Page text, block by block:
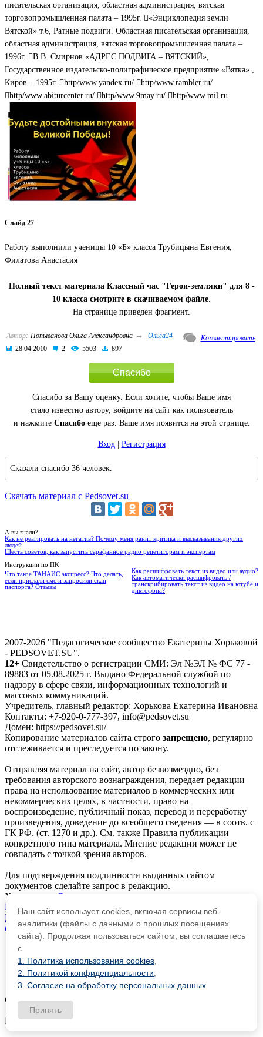
писательская организация, областная администрация, вятская
торговопромышленная палата – 1995г. «Энциклопедия земли
Вятской» т.6, Ратные подвиги. Областная писательская организация,
областная администрация, вятская торговопромышленная палата –
1996г. В.В. Смирнов «АДРЕС ПОДВИГА – ВЯТСКИЙ»,
Государственное издательско-полиграфическое предприятие «Вятка».,
Киров – 1995г. http/www.yandex.ru/ http/www.rambler.ru/
http/www.abiturcenter.ru/ http/www.9may.ru/ http/www.mil.ru
Слайд 27
Работу выполнили ученицы 10 «Б» класса Трубицына Евгения,
Филатова Анастасия
Полный текст материала Классный час "Герои-земляки" для 8 -
10 класса смотрите в скачиваемом файле
На странице приведен фрагмент.
Автор: Попыванова Ольга Александровна →
Ольга24
28.04.2010
2 5503 897
Комментировать
Спасибо
Спасибо за Вашу оценку. Если хотите, чтобы Ваше имя
стало известно автору, войдите на сайт как пользователь
и нажмите Спасибоеще раз. Ваше имя появится на этой стрнице.
Вход| Регистрация
Сказали спасибо 36 человек.
Скачать материал с Pedsovet.su
А вы знали?
Как не реагировать на негатив? Почему меня ранит критика и высказывания других
людей
Шесть советов, как запустить сарафанное радио репетиторам и экспертам
Инструкции по ПК
Что такое ТАНАИС экспресс? Что делать,
если прислали смс и запросили скан
паспорта? Отзывы
Как расшифровать текст из видео или аудио?
Как автоматически расшифровать /
транскрибировать текст из видео на ютубе и
диктофона?
2007-2026 "Педагогическое сообщество Екатерины Хорьковой
- PEDSOVET.SU".
12+ Свидетельство о регистрации СМИ: Эл №ЭЛ № ФС 77 -
89883 от 05.08.2025 г. Выдано Федеральной службой по
надзору в сфере связи, информационных технологий и
массовых коммуникаций.
Учредитель, главный редактор: Хорькова Екатерина Ивановна
Контакты: +7-920-0-777-397, info@pedsovet.su
Домен: https://pedsovet.su/
Копирование материалов сайта строго запрещено, регулярно
отслеживается и преследуется по закону.
Отправляя материал на сайт, автор безвозмездно, без
требования авторского вознаграждения, передает редакции
права на использование материалов в коммерческих или
некоммерческих целях, в частности, право на
воспроизведение, публичный показ, перевод и переработку
произведения, доведение до всеобщего сведения — в соотв. с
ГК РФ. (ст. 1270 и др.). См. также Правила публикации
конкретного типа материала. Мнение редакции может не
совпадать с точкой зрения авторов.
Для подтверждения подлинности выданных сайтом
документов сделайте запрос в редакцию.
Хостинг от
uCoz
Пользовательское соглашение
Контакты, реквизиты
Баннеры|Политика конфиденциальности|Согласие на
обработку персональных данных
Опубликовать статью
Дать объявление
Частые вопросы
О работе с сайтом
Мы используем cookie.
Наш сайт использует cookies, включая сервисы веб-
аналитики (файлы с данными о прошлых посещениях
сайта). Продолжая пользоваться сайтом, вы соглашаетесь
с
1. Политика использования cookies
2. Политикой конфиденциальности
3. Согласие на обработку персональных данных
Принять